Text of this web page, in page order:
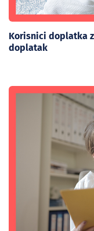
Korisnici doplatka
doplatak